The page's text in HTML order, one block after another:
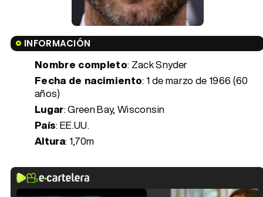
INFORMACIÓN
Nombre completo: Zack Snyder
Fecha de nacimiento: 1 de marzo de 1966 (60
años)
Lugar: Green Bay, Wisconsin
País: EE.UU.
Altura: 1,70m